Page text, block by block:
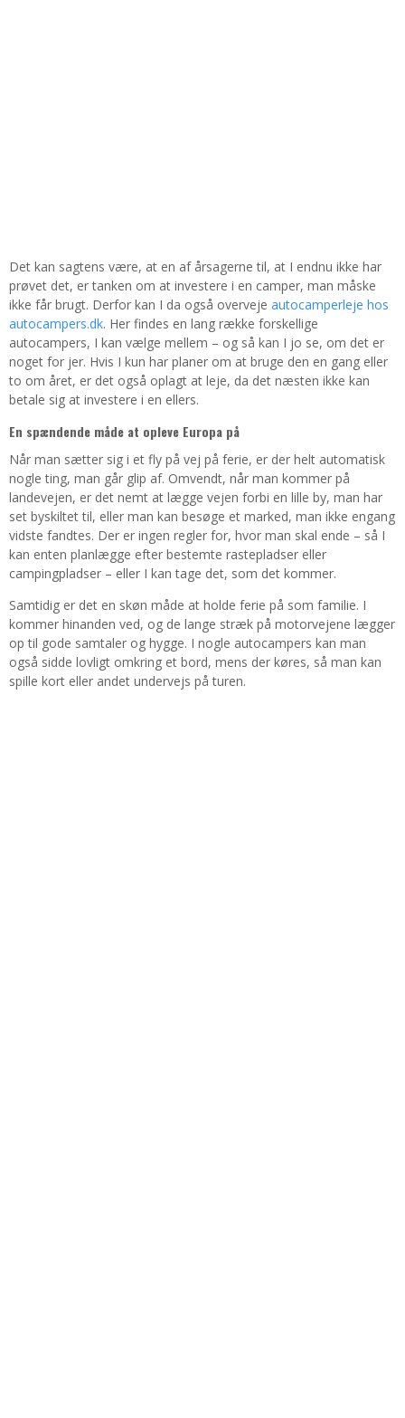
Det kan sagtens være, at en af årsagerne til, at I endnu ikke har
prøvet det, er tanken om at investere i en camper, man måske
ikke får brugt. Derfor kan I da også overveje autocamperleje hos
autocampers.dk. Her findes en lang række forskellige
autocampers, I kan vælge mellem – og så kan I jo se, om det er
noget for jer. Hvis I kun har planer om at bruge den en gang eller
to om året, er det også oplagt at leje, da det næsten ikke kan
betale sig at investere i en ellers.
En spændende måde at opleve Europa på
Når man sætter sig i et fly på vej på ferie, er der helt automatisk
nogle ting, man går glip af. Omvendt, når man kommer på
landevejen, er det nemt at lægge vejen forbi en lille by, man har
set byskiltet til, eller man kan besøge et marked, man ikke engang
vidste fandtes. Der er ingen regler for, hvor man skal ende – så I
kan enten planlægge efter bestemte rastepladser eller
campingpladser – eller I kan tage det, som det kommer.
Samtidig er det en skøn måde at holde ferie på som familie. I
kommer hinanden ved, og de lange stræk på motorvejene lægger
op til gode samtaler og hygge. I nogle autocampers kan man
også sidde lovligt omkring et bord, mens der køres, så man kan
spille kort eller andet undervejs på turen.